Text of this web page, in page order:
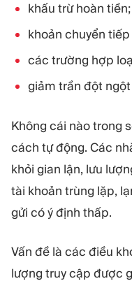
khấu trừ hoàn tiền;
khoản chuyển
các trường hợp
giảm trần đột
Không cái nào trong
cách tự động. Các
khỏi gian lận, lưu
tài khoản trùng lặp,
gửi có ý định thấp.
Vấn đề là các điều
lượng truy cập được